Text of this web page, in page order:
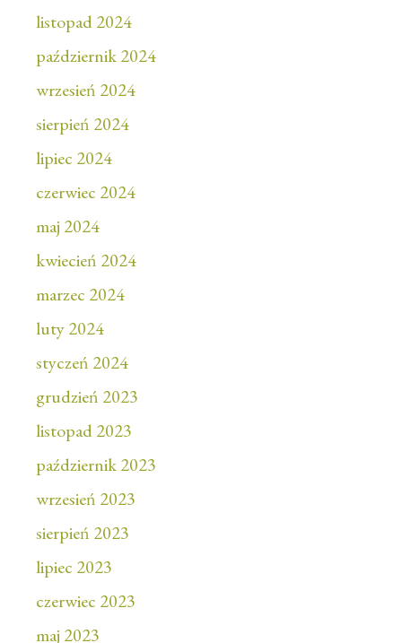
listopad 2024
październik 2024
wrzesień 2024
sierpień 2024
lipiec 2024
czerwiec 2024
maj 2024
kwiecień 2024
marzec 2024
luty 2024
styczeń 2024
grudzień 2023
listopad 2023
październik 2023
wrzesień 2023
sierpień 2023
lipiec 2023
czerwiec 2023
maj 2023